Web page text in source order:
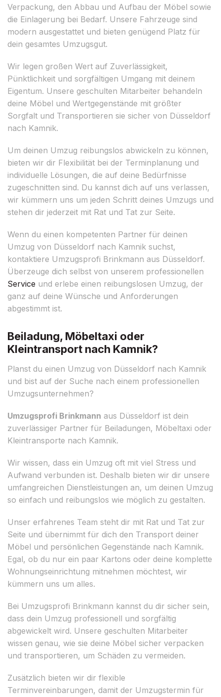
Verpackung, den Abbau und Aufbau der Möbel sowie
die Einlagerung bei Bedarf. Unsere Fahrzeuge sind
modern ausgestattet und bieten genügend Platz für
dein gesamtes Umzugsgut.
Wir legen großen Wert auf Zuverlässigkeit,
Pünktlichkeit und sorgfältigen Umgang mit deinem
Eigentum. Unsere geschulten Mitarbeiter behandeln
deine Möbel und Wertgegenstände mit größter
Sorgfalt und Transportieren sie sicher von Düsseldorf
nach Kamnik.
Um deinen Umzug reibungslos abwickeln zu können,
bieten wir dir Flexibilität bei der Terminplanung und
individuelle Lösungen, die auf deine Bedürfnisse
zugeschnitten sind. Du kannst dich auf uns verlassen,
wir kümmern uns um jeden Schritt deines Umzugs und
stehen dir jederzeit mit Rat und Tat zur Seite.
Wenn du einen kompetenten Partner für deinen
Umzug von Düsseldorf nach Kamnik suchst,
kontaktiere Umzugsprofi Brinkmann aus Düsseldorf.
Überzeuge dich selbst von unserem professionellen
Service und erlebe einen reibungslosen Umzug, der
ganz auf deine Wünsche und Anforderungen
abgestimmt ist.
Beiladung, Möbeltaxi oder
Kleintransport nach Kamnik?
Planst du einen Umzug von Düsseldorf nach Kamnik
und bist auf der Suche nach einem professionellen
Umzugsunternehmen?
Umzugsprofi Brinkmann aus Düsseldorf ist dein
zuverlässiger Partner für Beiladungen, Möbeltaxi oder
Kleintransporte nach Kamnik.
Wir wissen, dass ein Umzug oft mit viel Stress und
Aufwand verbunden ist. Deshalb bieten wir dir unsere
umfangreichen Dienstleistungen an, um deinen Umzug
so einfach und reibungslos wie möglich zu gestalten.
Unser erfahrenes Team steht dir mit Rat und Tat zur
Seite und übernimmt für dich den Transport deiner
Möbel und persönlichen Gegenstände nach Kamnik.
Egal, ob du nur ein paar Kartons oder deine komplette
Wohnungseinrichtung mitnehmen möchtest, wir
kümmern uns um alles.
Bei Umzugsprofi Brinkmann kannst du dir sicher sein,
dass dein Umzug professionell und sorgfältig
abgewickelt wird. Unsere geschulten Mitarbeiter
wissen genau, wie sie deine Möbel sicher verpacken
und transportieren, um Schäden zu vermeiden.
Zusätzlich bieten wir dir flexible
Terminvereinbarungen, damit der Umzugstermin für